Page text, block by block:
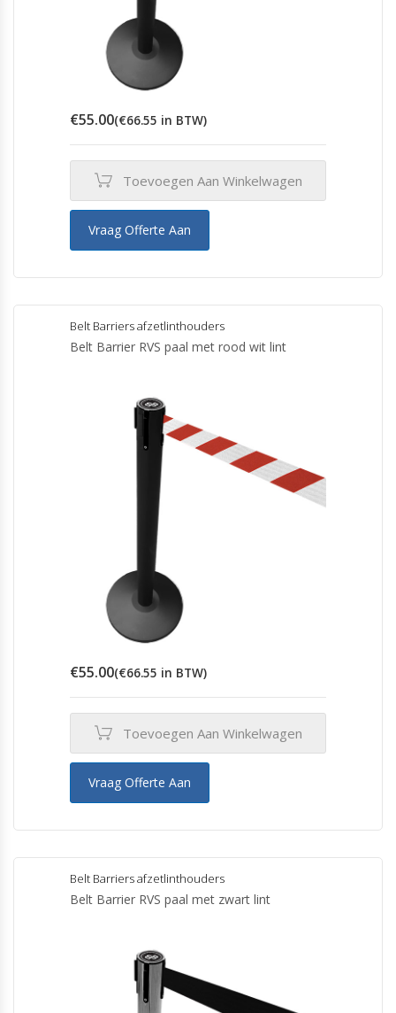
€55.00(€66.55 in BTW)
Toevoegen Aan Winkelwagen
Vraag Offerte Aan
Belt Barriers afzetlinthouders
Belt Barrier RVS paal met rood wit lint
€55.00(€66.55 in BTW)
Toevoegen Aan Winkelwagen
Vraag Offerte Aan
Belt Barriers afzetlinthouders
Belt Barrier RVS paal met zwart lint